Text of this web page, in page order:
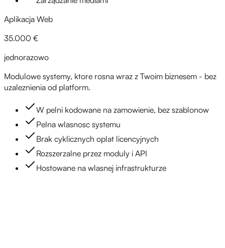
Aplikacja Web
35.000 €
jednorazowo
Modulowe systemy, ktore rosna wraz z Twoim biznesem - bez
uzaleznienia od platform.
W pelni kodowane na zamowienie, bez szablonow
Pelna wlasnosc systemu
Brak cyklicznych oplat licencyjnych
Rozszerzalne przez moduly i API
Hostowane na wlasnej infrastrukturze